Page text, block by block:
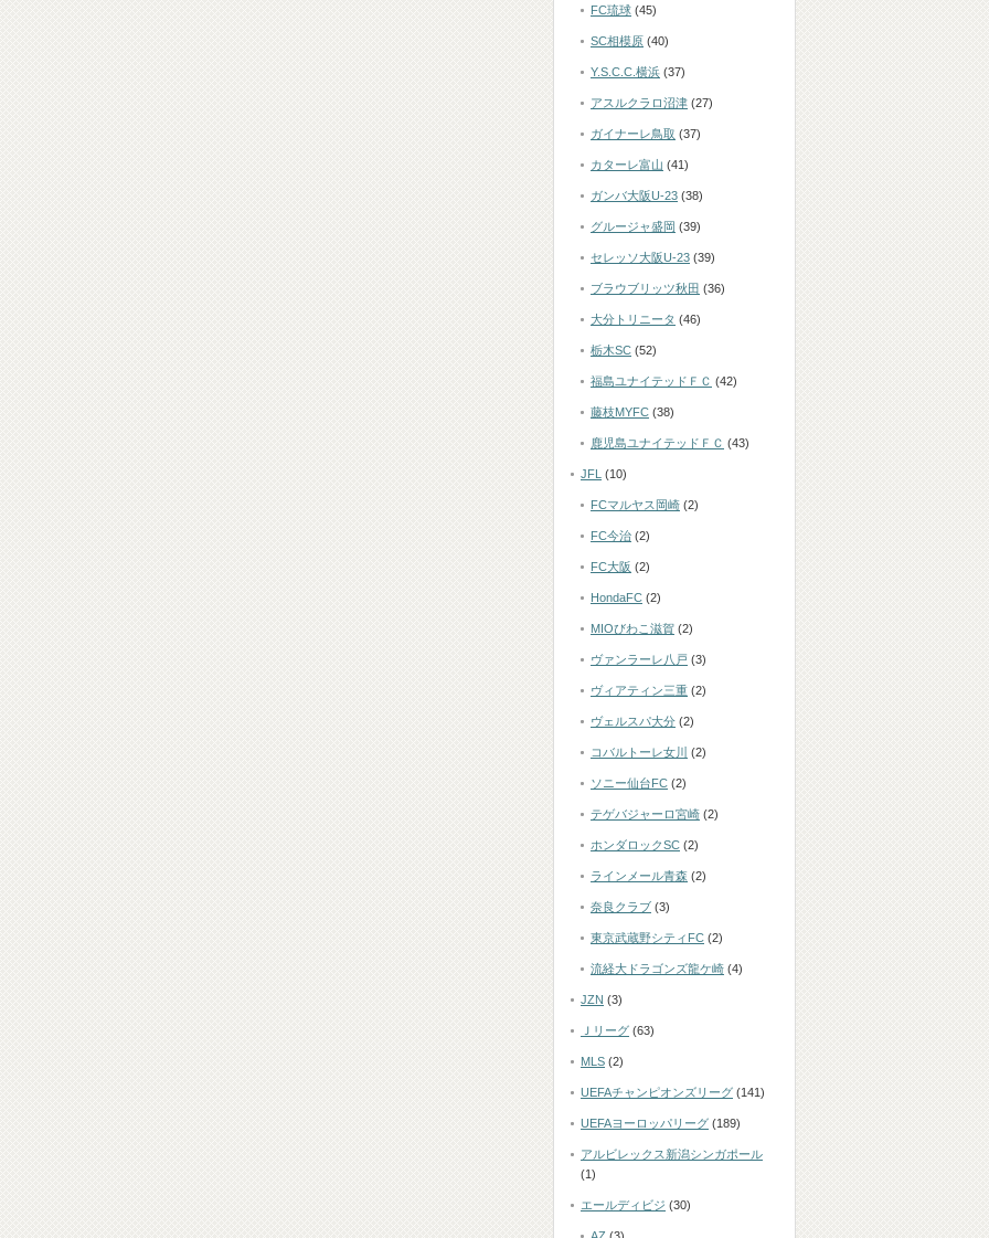
FC琉球 (45)
SC相模原 (40)
Y.S.C.C.横浜 (37)
アスルクラロ沼津 (27)
ガイナーレ鳥取 (37)
カターレ富山 (41)
ガンバ大阪U-23 (38)
グルージャ盛岡 (39)
セレッソ大阪U-23 (39)
ブラウブリッツ秋田 (36)
大分トリニータ (46)
栃木SC (52)
福島ユナイテッドＦＣ (42)
藤枝MYFC (38)
鹿児島ユナイテッドＦＣ (43)
JFL (10)
FCマルヤス岡崎 (2)
FC今治 (2)
FC大阪 (2)
HondaFC (2)
MIOびわこ滋賀 (2)
ヴァンラーレ八戸 (3)
ヴィアティン三重 (2)
ヴェルスパ大分 (2)
コバルトーレ女川 (2)
ソニー仙台FC (2)
テゲバジャーロ宮崎 (2)
ホンダロックSC (2)
ラインメール青森 (2)
奈良クラブ (3)
東京武蔵野シティFC (2)
流経大ドラゴンズ龍ケ崎 (4)
JZN (3)
Ｊリーグ (63)
MLS (2)
UEFAチャンピオンズリーグ (141)
UEFAヨーロッパリーグ (189)
アルビレックス新潟シンガポール
(1)
エールディビジ (30)